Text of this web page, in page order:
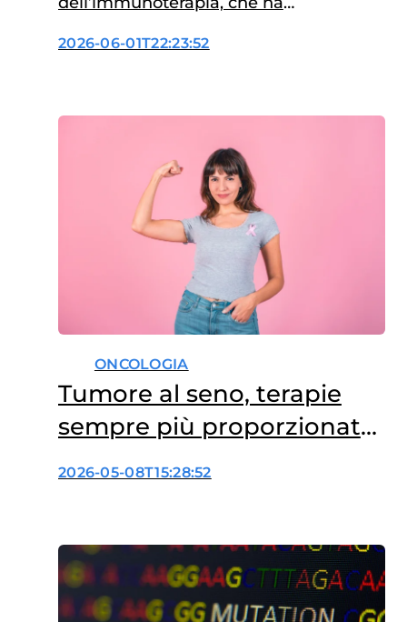
malattia metastatica, la ricerca
meccanismi d’azione. È questo
studi presentati al congresso
dell’American Society of Clinical
Oncology (ASCO) in corso…
2026-06-01T22:23:52
ONCOLOGIA
Tumore al seno, terapie
sempre più proporzionate
al rischio
2026-05-08T15:28:52